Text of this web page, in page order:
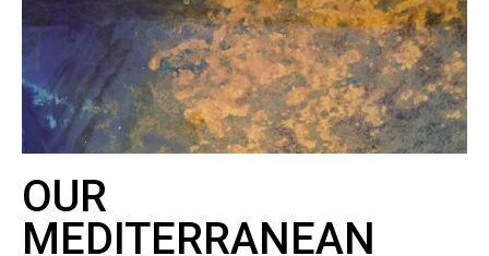
OUR
MEDITERRANEAN